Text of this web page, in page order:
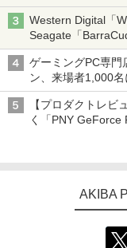
る AKIBA PC
26年8月3日
Western Digital「
Seagate「
NAS・ビジネス向
ゲーミングPC専門
ン、来場者1,000
【プロダクトレビ
く「PNY GeForce
AKIBA